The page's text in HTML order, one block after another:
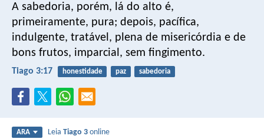
A sabedoria, porém, lá do alto é,
primeiramente, pura; depois, pacífica,
indulgente, tratável, plena de misericórdia e de
bons frutos, imparcial, sem fingimento.
Tiago 3:17 honestidade paz sabedoria
ARA LeiaTiago 3 online